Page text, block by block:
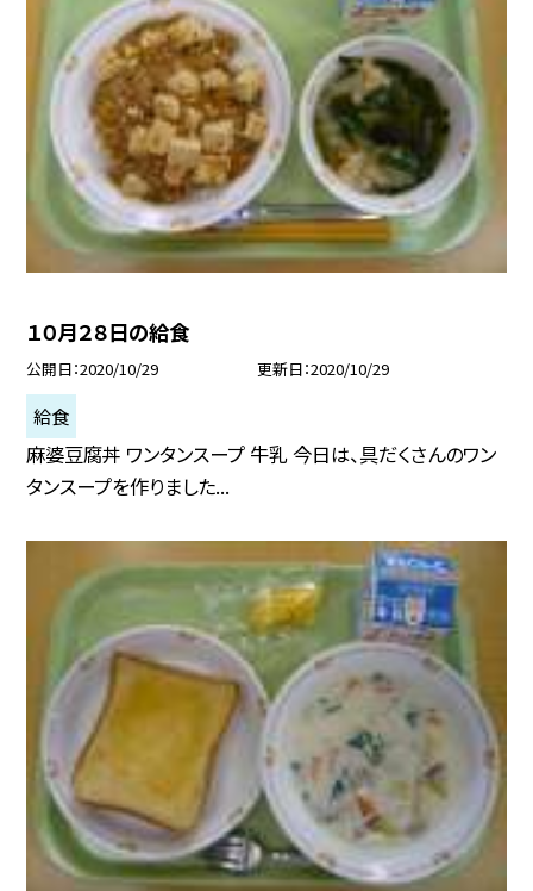
１０月２８日の給食
公開日 2020/10/29 更新日 2020/10/29
給食
麻婆豆腐丼 ワンタンスープ 牛乳 今日は、具だくさんのワン
タンスープを作りました...